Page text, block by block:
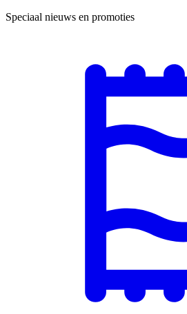
Speciaal nieuws en promoties